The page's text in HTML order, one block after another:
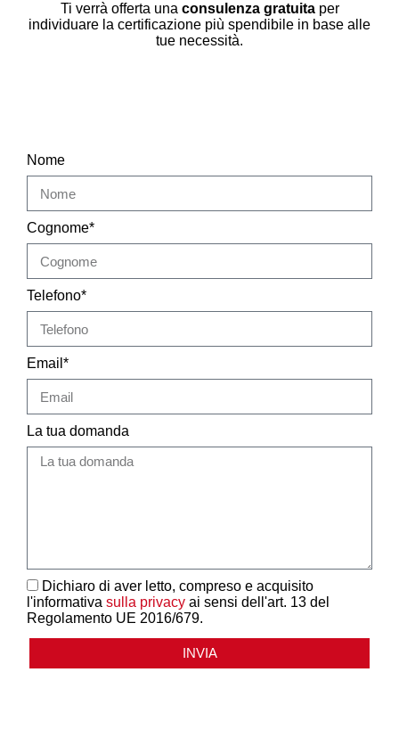
Ti verrà offerta una consulenza gratuitaper
individuare la certificazione più spendibile in base alle
tue necessità.
Nome
Cognome*
Telefono*
Email*
La tua domanda
Dichiaro di aver letto, compreso e acquisito
l'informativa sulla privacy ai sensi dell'art. 13 del
Regolamento UE 2016/679.
INVIA